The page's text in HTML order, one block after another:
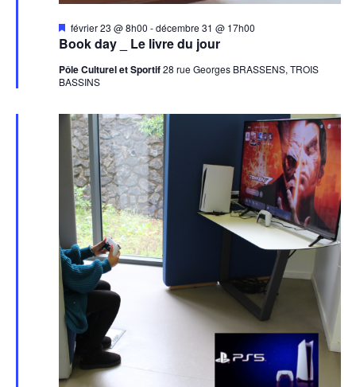
Book day _ Le livre du jour
Mis
en
avant
février 23 @ 8h00 -décembre 31 @ 17h00
Pôle Culturel et Sportif28 rue Georges BRASSENS, TROIS
BASSINS